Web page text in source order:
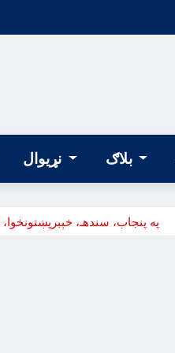
بلاګ
په پنجاب، سندهـ،